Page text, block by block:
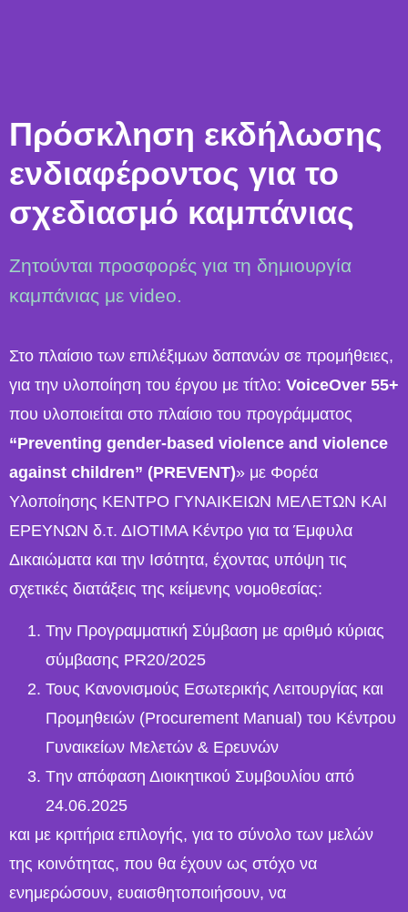
Πρόσκληση εκδήλωσης
ενδιαφέροντος για το
σχεδιασμό καμπάνιας
Ζητούνται προσφορές για τη δημιουργία
καμπάνιας με video.
Στο πλαίσιο των επιλέξιμων δαπανών σε προμήθειες,
για την υλοποίηση του έργου με τίτλο: VoiceOver 55+
που υλοποιείται στο πλαίσιο του προγράμματος
“Preventing gender-based violence and violence
against children” (PREVENT)» με Φορέα
Υλοποίησης ΚΕΝΤΡΟ ΓΥΝΑΙΚΕΙΩΝ ΜΕΛΕΤΩΝ ΚΑΙ
ΕΡΕΥΝΩΝ δ.τ. ΔΙΟΤΙΜΑ Κέντρο για τα Έμφυλα
Δικαιώματα και την Ισότητα, έχοντας υπόψη τις
σχετικές διατάξεις της κείμενης νομοθεσίας:
Την Προγραμματική Σύμβαση με αριθμό κύριας
σύμβασης PR20/2025
Τους Κανονισμούς Εσωτερικής Λειτουργίας και
Προμηθειών (Procurement Manual) του Κέντρου
Γυναικείων Μελετών & Ερευνών
Tην απόφαση Διοικητικού Συμβουλίου από
24.06.2025
και με κριτήρια επιλογής, για το σύνολο των μελών
της κοινότητας, που θα έχουν ως στόχο να
ενημερώσουν, ευαισθητοποιήσουν, να